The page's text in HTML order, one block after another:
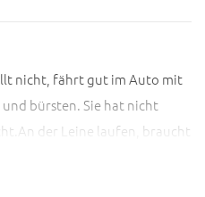
nicht, fährt gut im Auto mit
bürsten. Sie hat nicht
der Leine laufen, braucht